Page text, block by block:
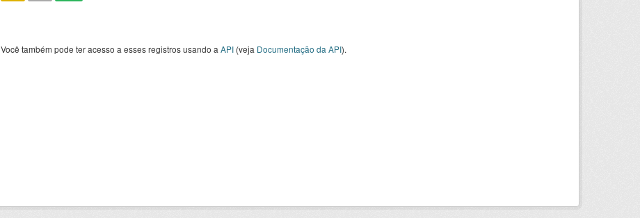
Você também pode ter acesso a esses registros usando a API (veja Documentação da API).